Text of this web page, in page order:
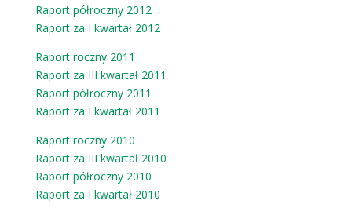
Raport półroczny 2012
Raport za I kwartał 2012
Raport roczny 2011
Raport za III kwartał 2011
Raport półroczny 2011
Raport za I kwartał 2011
Raport roczny 2010
Raport za III kwartał 2010
Raport półroczny 2010
Raport za I kwartał 2010